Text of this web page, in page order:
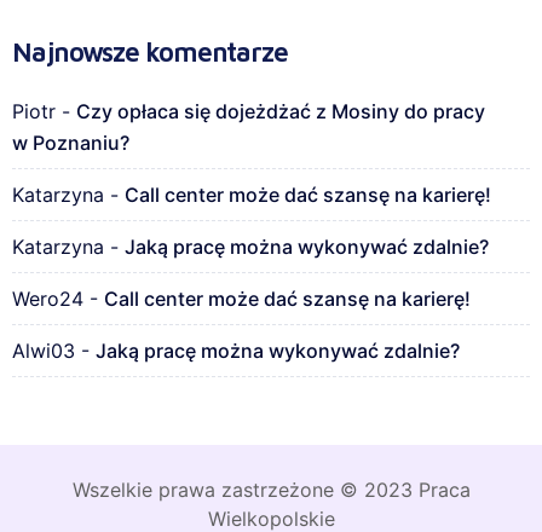
Najnowsze komentarze
Piotr - Czy opłaca się dojeżdżać z Mosiny do pracy
w Poznaniu?
Katarzyna - Call center może dać szansę na karierę!
Katarzyna - Jaką pracę można wykonywać zdalnie?
Wero24 - Call center może dać szansę na karierę!
Alwi03 - Jaką pracę można wykonywać zdalnie?
Wszelkie prawa zastrzeżone © 2023 Praca
Wielkopolskie